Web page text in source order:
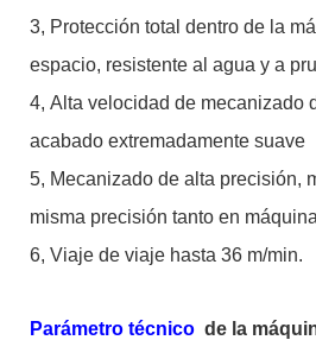
3, Protección total dentro de la
espacio, resistente al agua y a
4, Alta velocidad de mecanizado
acabado extremadamente suave
5, Mecanizado de alta precisión,
misma precisión tanto en
6, Viaje de viaje hasta 36 m/min.
Parámetro técnico de la